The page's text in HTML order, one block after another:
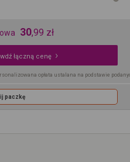
30,99 zł
łączną cenę
opłata ustalana na podstawie
paczkę